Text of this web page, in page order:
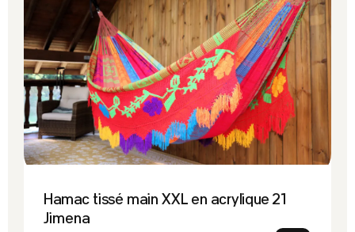
Hamac tissé main XXL en acrylique 21
Jimena